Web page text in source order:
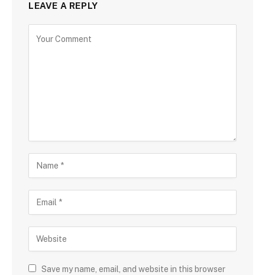
LEAVE A REPLY
Save my name, email, and website in this browser